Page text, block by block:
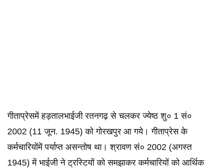
गीताप्रेसमें हड़तालभाईजी रतनगढ़ से चलकर ज्येष्ठ शु० 1 सं०
2002 (11 जून. 1945) को गोरखपुर आ गये। गीताप्रेस के
कर्मचारियोंमें पर्याप्त असन्तोष था। श्रावण सं० 2002 (अगस्त
1945) में भाईजी ने ट्रस्टियों को समझाकर कर्मचारियों को आर्थिक